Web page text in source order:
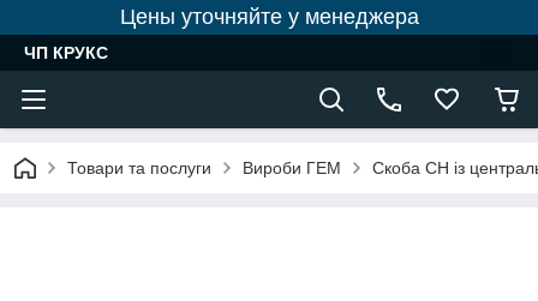
Цены уточняйте у менеджера
ЧП КРУКС
Товари та послуги Вироби ГЕМ Скоба СН із